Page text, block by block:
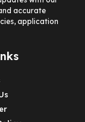
accurate
application